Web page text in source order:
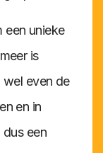
een unieke
is
even de
en in
dus een